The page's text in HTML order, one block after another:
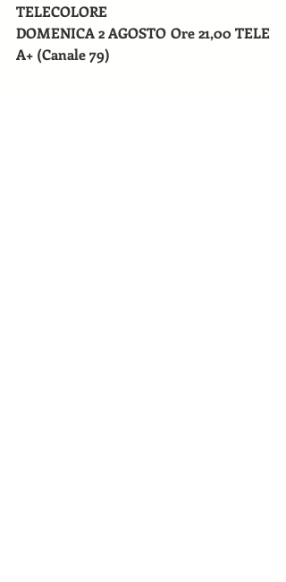
TELECOLORE
DOMENICA 2 AGOSTO Ore 21,00 TELE
A+ (Canale 79)